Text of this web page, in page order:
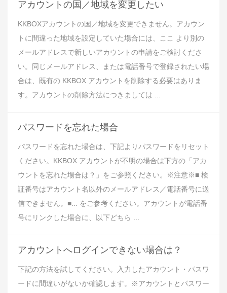
アカウントの国／地域を変更したい
KKBOXアカウントの国／地域を変更できません。アカウン
トに間違った地域を設定していた場合には、ここ より別の
メールアドレスで新しいアカウントの申請をご検討くださ
い。同じメールアドレス、または電話番号で登録されたい場
合は、既有の KKBOX アカウントを削除する必要はありま
す。アカウントの削除方法につきましては ...
パスワードを忘れた場合
パスワードを忘れた場合は、下記よりパスワードをリセット
ください。KKBOX アカウントが不明の場合は下方の「アカ
ウントを忘れた場合は？」をご参照ください。※注意※■ 検
証番号はアカウント名以外のメールアドレス／電話番号に送
信できません。■... をご参考ください。アカウントが電話番
号にリンクした場合に、以下どちら ...
アカウントへログインできない場合は？
下記の方法を試してください。入力したアカウント・パスワ
ードに間違いがないか確認します。※アカウントとパスワー